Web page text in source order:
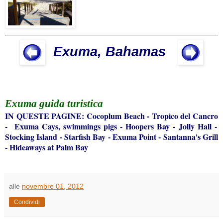
Exuma, Bahamas
Exuma guida turistica
IN QUESTEPAGINE: Cocoplum Beach- Tropico del Cancro
- Exuma Cays, swimmings pigs - Hoopers Bay - Jolly Hall -
Stocking Island -Starfish Bay -Exuma Point- Santanna's Grill
- Hideaways at Palm Bay
alle novembre 01, 2012
Condividi